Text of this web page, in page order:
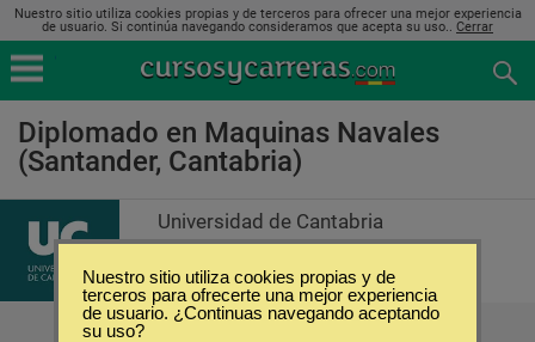
Nuestro sitio utiliza cookies propias y de terceros para ofrecer una mejor experiencia
de usuario. Si continúa navegando consideramos que acepta su uso.. Cerrar
Diplomado en Maquinas Navales
(Santander, Cantabria)
Universidad de Cantabria
Nuestro sitio utiliza cookies propias y de
terceros para ofrecerte una mejor experiencia
de usuario. ¿Continuas navegando aceptando
su uso?